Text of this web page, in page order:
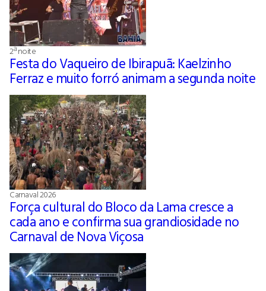
2ª noite
Festa do Vaqueiro de Ibirapuã: Kaelzinho
Ferraz e muito forró animam a segunda noite
Carnaval 2026
Força cultural do Bloco da Lama cresce a
cada ano e confirma sua grandiosidade no
Carnaval de Nova Viçosa